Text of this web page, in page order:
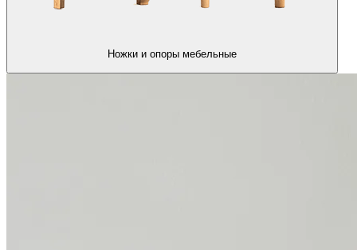
Ножки и опоры мебельные